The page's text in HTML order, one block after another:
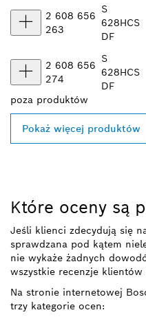
2 608 656
263
S
628
DF
HCS
2 608 656
274
S
628
DF
HCS
poza produktów
Pokaż więcej produktów
Które oceny są
Jeśli klienci zdecydują się
sprawdzana pod kątem
nie wykaże żadnych
wszystkie recenzje klientów
Na stronie internetowej
trzy kategorie ocen: